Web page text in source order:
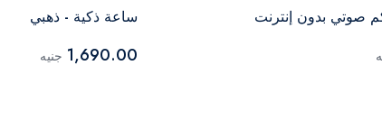
صوتي بدون إنترنت ساعة ذكية - ذهبي
1,690.00 جنيه